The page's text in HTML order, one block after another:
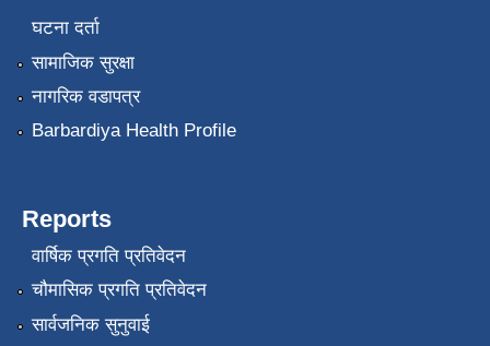
घटना दर्ता
सामाजिक सुरक्षा
नागरिक वडापत्र
Barbardiya Health Profile
Reports
वार्षिक प्रगति प्रतिवेदन
चौमासिक प्रगति प्रतिवेदन
सार्वजनिक सुनुवाई